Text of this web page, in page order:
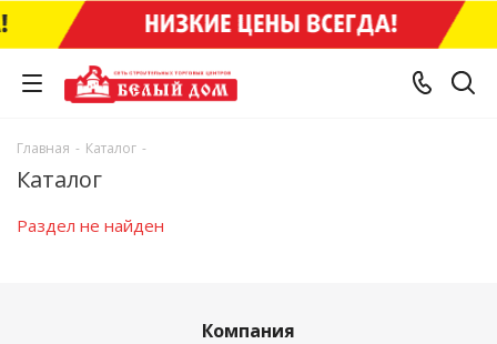
Главная - Каталог -
Каталог
Раздел не найден
Компания